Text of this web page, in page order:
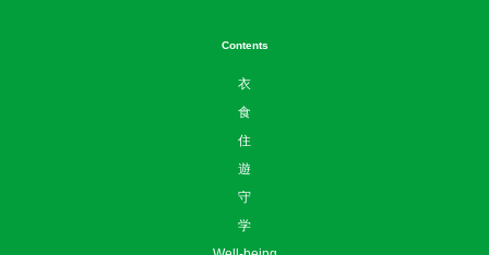
Contents
衣
食
住
遊
守
学